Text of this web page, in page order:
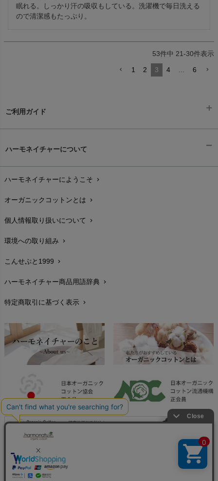
眠れる。しっかり汗の吸収もしている。洗濯機で毎日洗える
ので清潔感もたっぷり。
53件中 21-30件表示
1 2 3 4 6
ご利用ガイド
配送と送料chevron_right
在庫状況と発送予定chevron_right
サイズ・寸法chevron_right
生地・素材chevron_right
お手入れについて
レビューを書こうchevron_right
返品交換chevron_right
FAXでのご注文
お問い合わせchevron_right
ハーモネイチャーについて
ハーモネイチャーにようこそ chevron_right
オーガニックコットンとは chevron_right
個人情報取り扱いについて chevron_right
環境への取り組み chevron_right
こんせぷと1999 chevron_right
ハーモネイチャー商品用語辞典 chevron_right
特定商取引に基づく表示 chevron_right